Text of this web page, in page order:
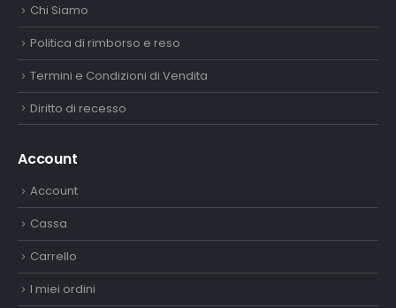
Chi Siamo
Politica di rimborso e reso
Termini e Condizioni di Vendita
Diritto di recesso
Account
Account
Cassa
Carrello
I miei ordini